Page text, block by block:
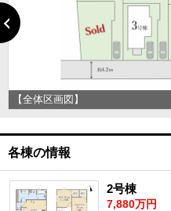
【全体区画図】
各棟の情報
2号棟
7,880万円